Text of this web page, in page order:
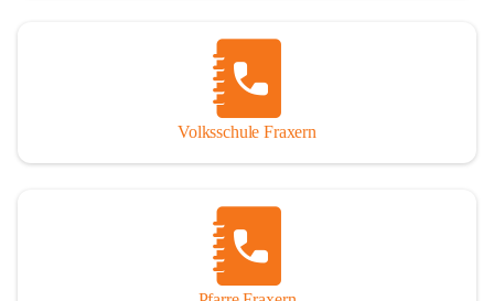
Volksschule Fraxern